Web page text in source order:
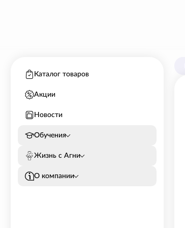
Каталог товаров
Акции
Новости
Обучения
Жизнь с Агни
О компании